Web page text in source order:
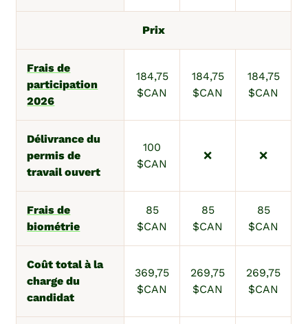
Prix
Frais de
participation
2026
184,75
$CAN
184,75
$CAN
184,75
$CAN
Délivrance du
permis de
travail ouvert
100
$CAN
❌ ❌
Frais de
biométrie
85
$CAN
85
$CAN
85
$CAN
Coût total à la
charge du
candidat
369,75
$CAN
269,75
$CAN
269,75
$CAN